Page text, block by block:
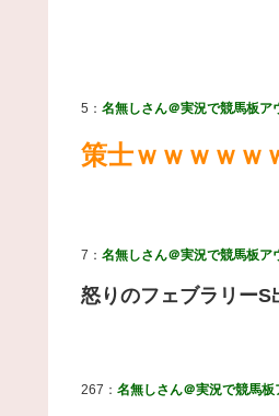
5： 名無しさん＠実況で競馬板ア
策士ｗｗｗｗｗ
7： 名無しさん＠実況で競馬板ア
怒りのフェブラリーS
267： 名無しさん＠実況で競馬板